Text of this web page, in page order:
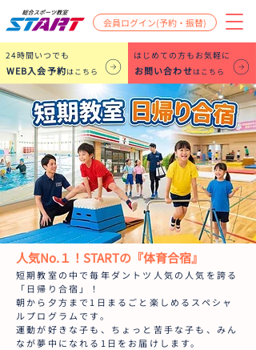
会員ログイン(予約・振替)
​24時間いつでも
WEB入会予約はこちら
はじめての方もお気軽に
お問い合わせはこちら
人気No.１！STARTの『体育合宿』
短期教室の中で毎年ダントツ人気の人気を誇る
「日帰り合宿」！
朝から夕方まで1日まるごと楽しめるスペシャ
ルプログラムです。
運動が好きな子も、ちょっと苦手な子も、みん
なが夢中になれる1日をお届けします。